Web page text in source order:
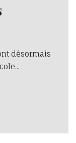
désormais